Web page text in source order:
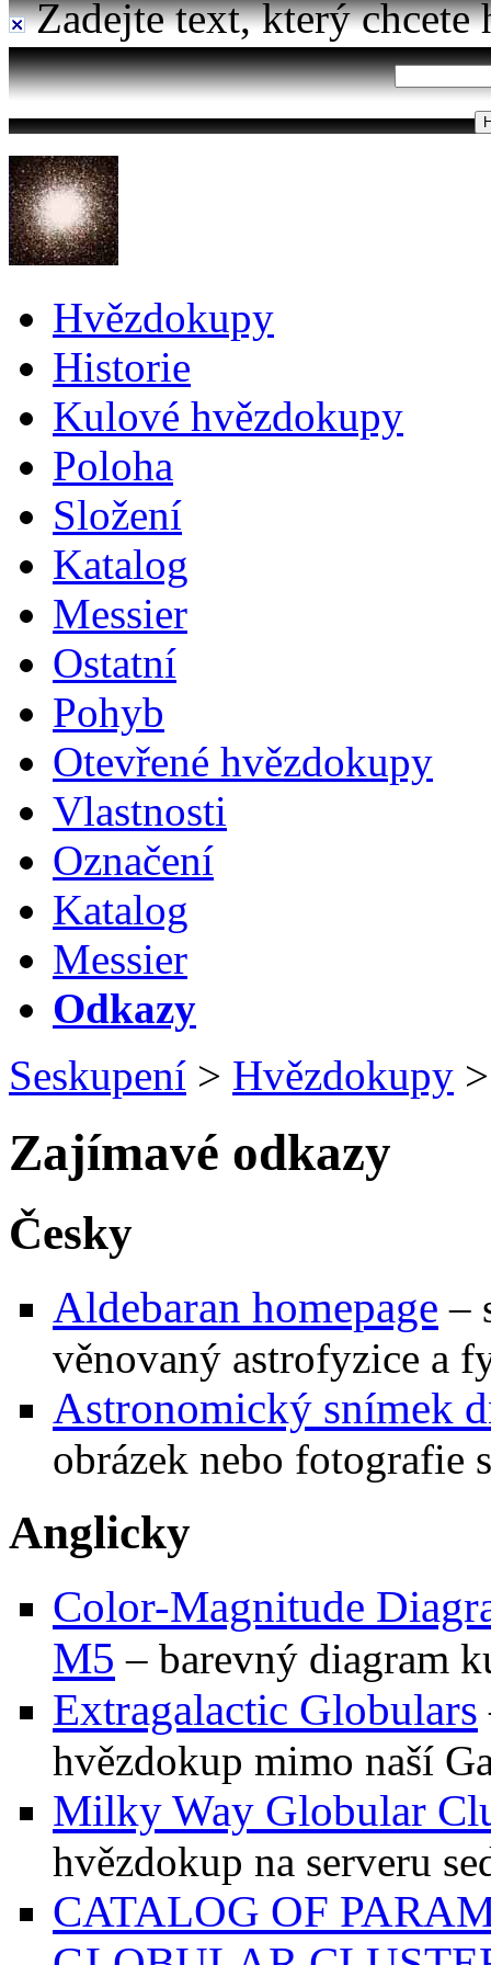
Zadejte text, který chcete
Hvězdokupy
Historie
Kulové hvězdokupy
Poloha
Složení
Katalog
Messier
Ostatní
Pohyb
Otevřené hvězdokupy
Vlastnosti
Označení
Katalog
Messier
Odkazy
Seskupení > Hvězdokupy >
Zajímavé odkazy
Česky
Aldebaran homepage –
věnovaný astrofyzice a
Astronomický snímek
obrázek nebo fotografie
Anglicky
Color-Magnitude
M5 – barevný diagram
Extragalactic Globulars
hvězdokup mimo naší
Milky Way Globular
hvězdokup na serveru
CATALOG OF